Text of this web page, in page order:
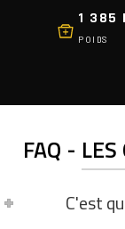
1 385
POIDS
FAQ -
C'est